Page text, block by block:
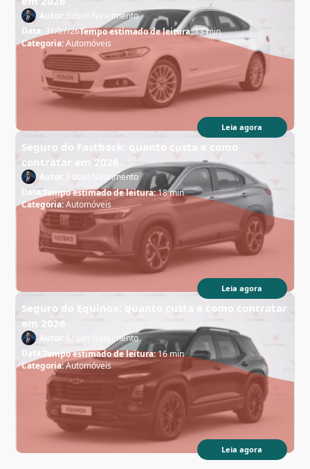
Autor: Edson Nascimento
Data: 31/07/26Tempo estimado de leitura:13 min
Categoria:Automóveis
Leia agora
Seguro do Fastback: quanto custa e como
contratar em 2026
Autor:
Edson Nascimento
Data:Tempo estimado de leitura:18 min
Categoria:Automóveis
Leia agora
Seguro do Equinox: quanto custa e como contratar
em 2026
Autor:
Edson Nascimento
Data:
Tempo estimado de leitura:16 min
Categoria:Automóveis
Leia agora